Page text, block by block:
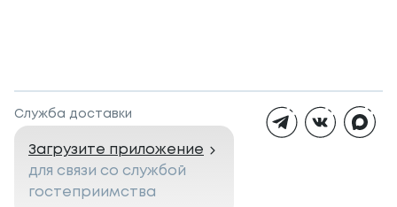
Служба доставки
Загрузите приложение
для связи со службой
гостеприимства